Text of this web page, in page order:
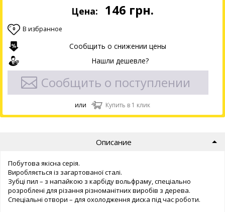
Цена: 146 грн.
0 В избранное
Сообщить о снижении цены
Нашли дешевле?
Сообщить о поступлении
или Купить в 1 клик
Описание
Побутова якісна серія.
Виробляється із загартованої сталі.
Зубці пил – з напайкою з карбіду вольфраму, спеціально
розроблені для різання різноманітних виробів з дерева.
Спеціальні отвори – для охолодження диска під час роботи.